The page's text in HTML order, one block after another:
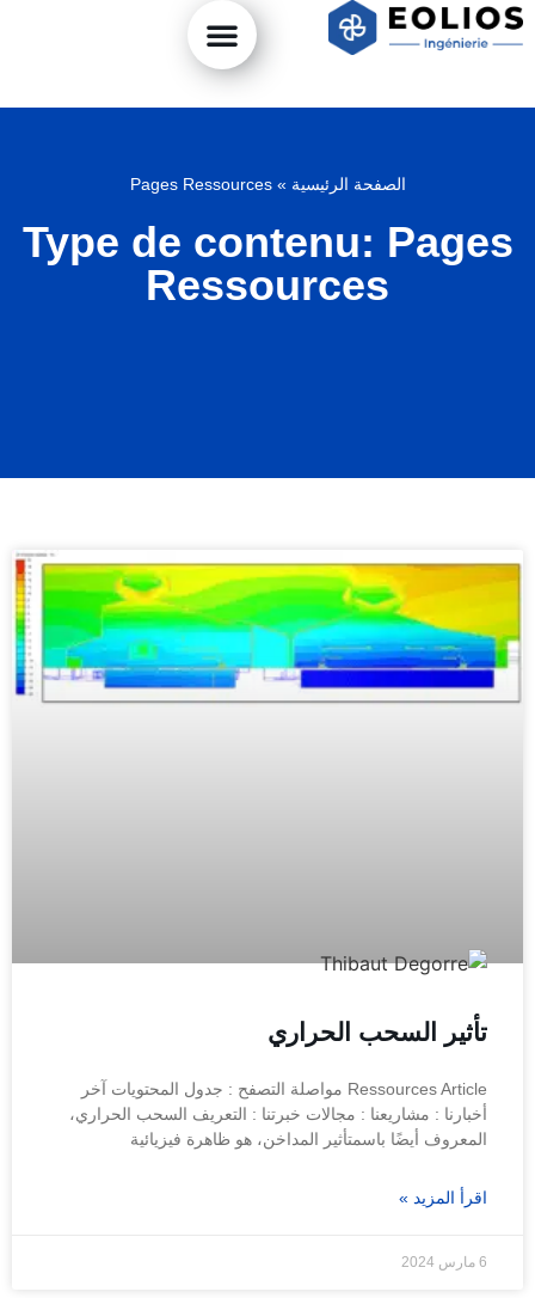
الصفحة الرئيسية »
Pages Ressources
Type de contenu: Pages
Ressources
تأثير السحب الحراري
Ressources Article مواصلة التصفح : جدول المحتويات آخر
أخبارنا : مشاريعنا : مجالات خبرتنا : التعريف السحب الحراري،
المعروف أيضًا باسمتأثير المداخن، هو ظاهرة فيزيائية
اقرأ المزيد »
6 مارس 2024